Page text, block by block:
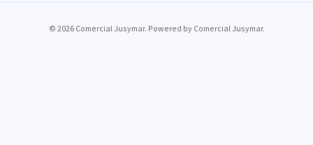
© 2026 Comercial Jusymar. Powered by Comercial Jusymar.